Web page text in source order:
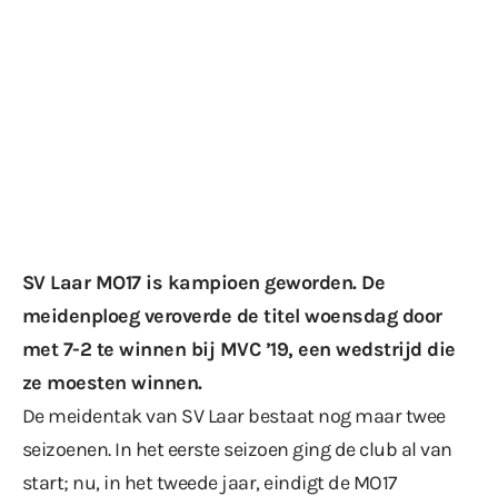
SV Laar MO17 is kampioen geworden. De
meidenploeg veroverde de titel woensdag door
met 7-2 te winnen bij MVC ’19, een wedstrijd die
ze moesten winnen.
De meidentak van SV Laar bestaat nog maar twee
seizoenen. In het eerste seizoen ging de club al van
start; nu, in het tweede jaar, eindigt de MO17